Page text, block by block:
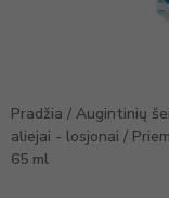
Pradžia / Augintinių
aliejai - losjonai /
65 ml